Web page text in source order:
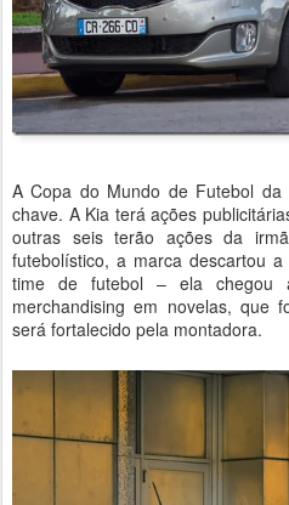
A Copa do Mundo de Futebol
chave. A Kia terá ações
outras seis terão ações da
futebolístico, a marca descartou
time de futebol – ela chegou
merchandising em novelas, que
será fortalecido pela montadora.